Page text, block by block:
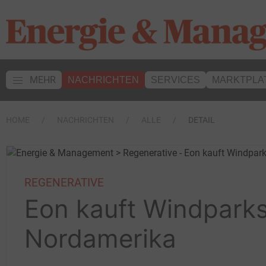
MEHR NACHRICHTEN SERVICES
DETAIL
REGENERATIVE
Eon kauft
Nordamerika